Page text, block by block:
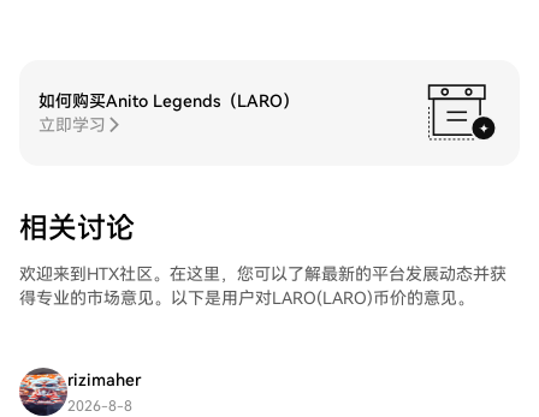
如何购买Anito Legends（LARO）
立即学习
相关讨论
欢迎来到HTX社区。在这里，您可以了解最新的平台发展动态并获
得专业的市场意见。以下是用户对LARO(LARO)币价的意见。
rizimaher
2026-8-8